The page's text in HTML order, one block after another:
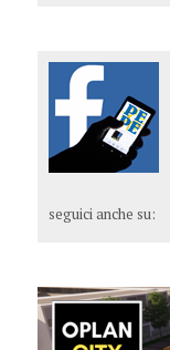
seguici anche su: